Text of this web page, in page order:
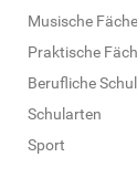
Musische
Praktische
Berufliche
Schularten
Sport